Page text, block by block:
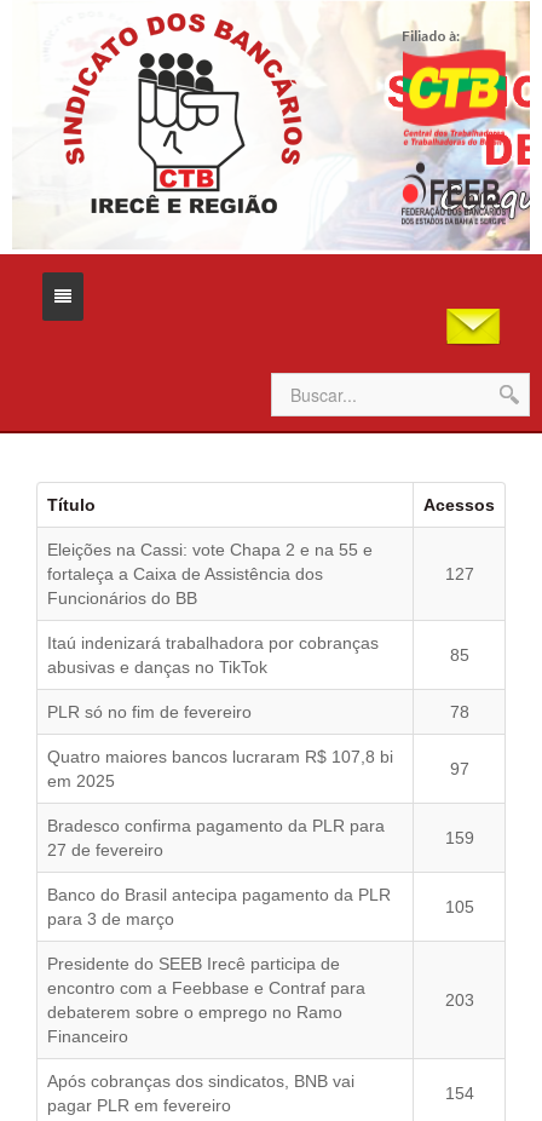
Filiado à:
Sindicato
História
Diretoria
Estatuto
Jornal
Convenções
Fotos
TV Classista
Título Acessos
Eleições na Cassi: vote Chapa 2 e na 55 e
fortaleça a Caixa de Assistência dos
Funcionários do BB
127
Itaú indenizará trabalhadora por cobranças
abusivas e danças no TikTok
85
PLR só no fim de fevereiro 78
Quatro maiores bancos lucraram R$ 107,8 bi
em 2025
97
Bradesco confirma pagamento da PLR para
27 de fevereiro
159
Banco do Brasil antecipa pagamento da PLR
para 3 de março
105
Presidente do SEEB Irecê participa de
encontro com a Feebbase e Contraf para
debaterem sobre o emprego no Ramo
Financeiro
203
Após cobranças dos sindicatos, BNB vai
pagar PLR em fevereiro
154